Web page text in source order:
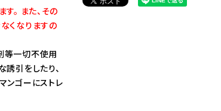
。 また、その
くなりますの
等一切不使用
引をしたり、
ンゴーにストレ